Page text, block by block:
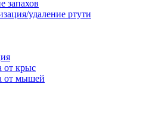
запахов
удаление ртути
от крыс
от мышей